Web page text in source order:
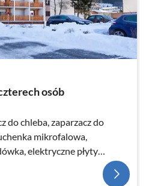
osób
do chleba, zaparzacz do
mikrofalowa,
elektryczne płyty